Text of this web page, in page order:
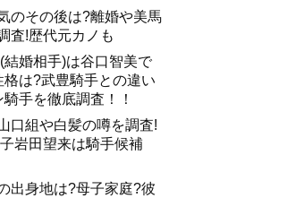
のその後は?離婚や美馬
査!歴代元カノも
結婚相手)は谷口智美で
は?武豊騎手との違い
手を徹底調査！！
口組や白髪の噂を調査!
岩田望来は騎手候補
出身地は?母子家庭?彼